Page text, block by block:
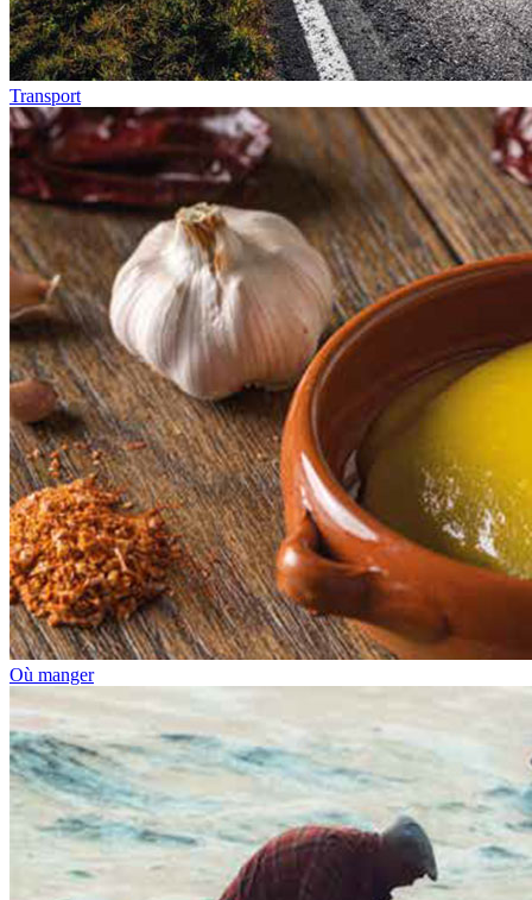
Transport
Où manger